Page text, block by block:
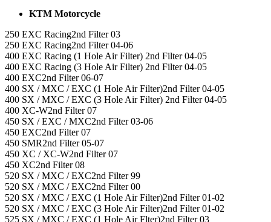
KTM Motorcycle
250 EXC Racing2nd Filter 03
250 EXC Racing2nd Filter 04-06
400 EXC Racing (1 Hole Air Filter) 2nd Filter 04-05
400 EXC Racing (3 Hole Air Filter) 2nd Filter 04-05
400 EXC2nd Filter 06-07
400 SX / MXC / EXC (1 Hole Air Filter)2nd Filter 04-05
400 SX / MXC / EXC (3 Hole Air Filter) 2nd Filter 04-05
400 XC-W2nd Filter 07
450 SX / EXC / MXC2nd Filter 03-06
450 EXC2nd Filter 07
450 SMR2nd Filter 05-07
450 XC / XC-W2nd Filter 07
450 XC2nd Filter 08
520 SX / MXC / EXC2nd Filter 99
520 SX / MXC / EXC2nd Filter 00
520 SX / MXC / EXC (1 Hole Air Filter)2nd Filter 01-02
520 SX / MXC / EXC (3 Hole Air Filter)2nd Filter 01-02
525 SX / MXC / EXC (1 Hole Air Flter)2nd Filter 03